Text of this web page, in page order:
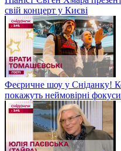
свій концерт у Києві
Феєричне шоу у Сніданку!
покажуть неймовірні фокуси